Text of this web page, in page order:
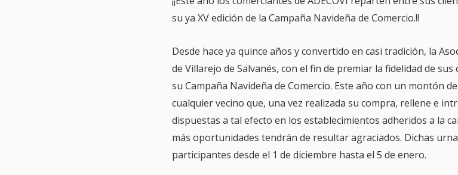
su ya XV edición de la Campaña Navideña de Comercio.!!
Desde hace ya quince años y convertido en casi tradición, la
de Villarejo de Salvanés, con el fin de premiar la fidelidad de
su Campaña Navideña de Comercio. Este año con un montón
cualquier vecino que, una vez realizada su compra, rellene e
dispuestas a tal efecto en los establecimientos adheridos a la
más oportunidades tendrán de resultar agraciados. Dichas
participantes desde el 1 de diciembre hasta el 5 de enero.